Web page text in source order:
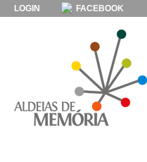
LOGIN FACEBOOK